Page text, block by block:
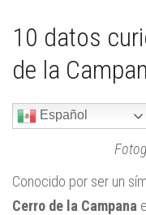
10 datos
de la
Español
Conocido por ser un
Cerro de la Campana